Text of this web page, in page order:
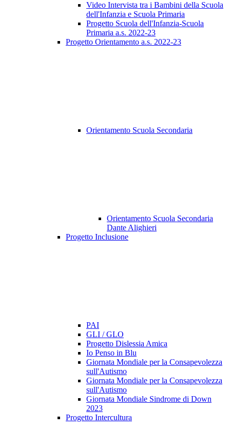
Video Intervista tra i Bambini della Scuola
dell'Infanzia e Scuola Primaria
Progetto Scuola dell'Infanzia-Scuola
Primaria a.s. 2022-23
Progetto Orientamento a.s. 2022-23
Orientamento Scuola Secondaria
Orientamento Scuola Secondaria
Dante Alighieri
Progetto Inclusione
PAI
GLI / GLO
Progetto Dislessia Amica
Io Penso in Blu
Giornata Mondiale per la Consapevolezza
sull'Autismo
Giornata Mondiale per la Consapevolezza
sull'Autismo
Giornata Mondiale Sindrome di Down
2023
Progetto Intercultura